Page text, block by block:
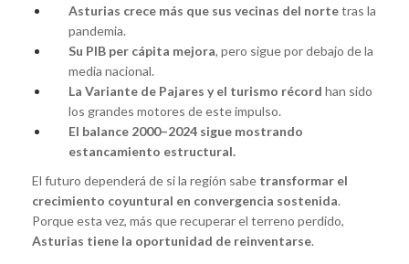
Asturias crece más que sus vecinas del nortetras la
pandemia.
Su PIB per cápita mejora, pero sigue por debajo de la
media nacional.
La Variante de Pajares y el turismo récord han sido
los grandes motores de este impulso.
El balance 2000–2024 sigue mostrando
estancamiento estructural.
El futuro dependerá de si la región sabe transformar el
crecimiento coyuntural en convergencia sostenida.
Porque esta vez, más que recuperar el terreno perdido,
Asturias tiene la oportunidad de reinventarse.